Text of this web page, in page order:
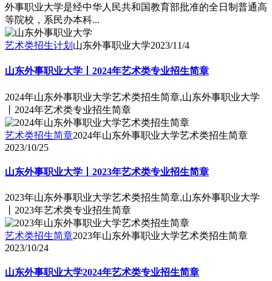
外事职业大学是经中华人民共和国教育部批准的全日制普通高
等院校，系民办本科...
艺术类招生计划 山东外事职业大学2023/11/4
山东外事职业大学丨2024年艺术类专业招生简章
2024年山东外事职业大学艺术类招生简章,山东外事职业大学
丨2024年艺术类专业招生简章
艺术类招生简章2024年山东外事职业大学艺术类招生简章
2023/10/25
山东外事职业大学丨2023年艺术类专业招生简章
2023年山东外事职业大学艺术类招生简章,山东外事职业大学
丨2023年艺术类专业招生简章
艺术类招生简章2023年山东外事职业大学艺术类招生简章
2023/10/24
山东外事职业大学2024年艺术类专业招生简章